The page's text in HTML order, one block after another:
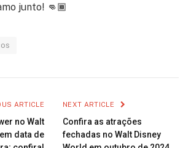
junto! 👊🏾
ARTICLE
no Walt
data de
NEXT ARTICLE
Confira as atrações
fechadas no Walt Disney